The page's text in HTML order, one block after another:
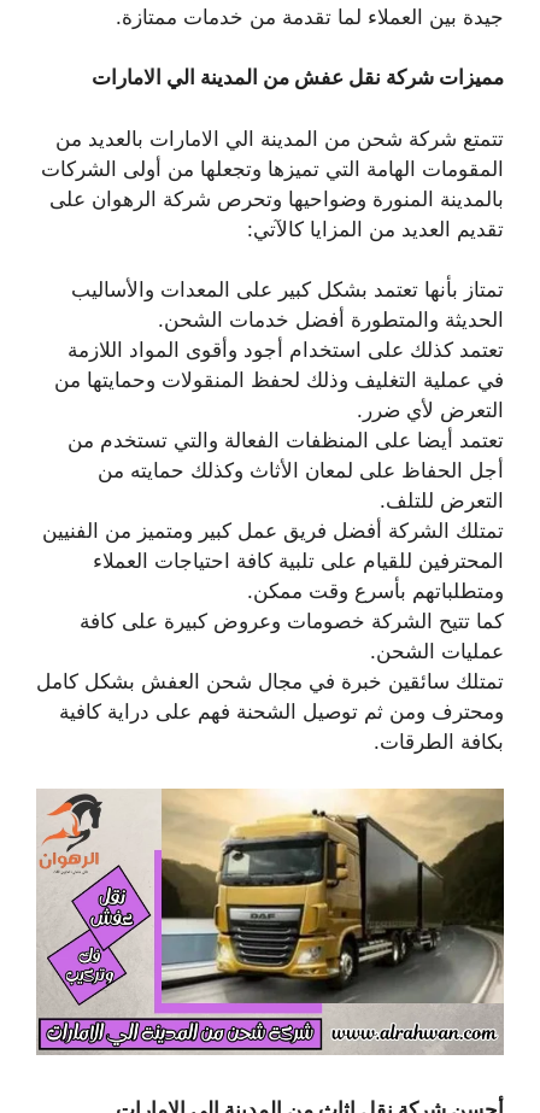
جيدة بين العملاء لما تقدمة من خدمات ممتازة.
مميزات شركة نقل عفش من المدينة الي الامارات
تتمتع شركة شحن من المدينة الي الامارات بالعديد من
المقومات الهامة التي تميزها وتجعلها من أولى الشركات
بالمدينة المنورة وضواحيها وتحرص شركة الرهوان على
تقديم العديد من المزايا كالآتي:
تمتاز بأنها تعتمد بشكل كبير على المعدات والأساليب
الحديثة والمتطورة أفضل خدمات الشحن.
تعتمد كذلك على استخدام أجود وأقوى المواد اللازمة
في عملية التغليف وذلك لحفظ المنقولات وحمايتها من
التعرض لأي ضرر.
تعتمد أيضا على المنظفات الفعالة والتي تستخدم من
أجل الحفاظ على لمعان الأثاث وكذلك حمايته من
التعرض للتلف.
تمتلك الشركة أفضل فريق عمل كبير ومتميز من الفنيين
المحترفين للقيام على تلبية كافة احتياجات العملاء
ومتطلباتهم بأسرع وقت ممكن.
كما تتيح الشركة خصومات وعروض كبيرة على كافة
عمليات الشحن.
تمتلك سائقين خبرة في مجال شحن العفش بشكل كامل
ومحترف ومن ثم توصيل الشحنة فهم على دراية كافية
بكافة الطرقات.